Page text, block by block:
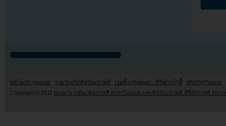
หน้าแรก youzab รวมวันเกิดศิลปินเกาหลี เรตติ้ง (Rating) : ซีรี่ย์/วาไรตี้
MV/PV/Teaser
Copyright © 2011 Kpop ข่าวบันเทิงเกาหลี ดาราไอดอล และศิลปินเกาหลี ซีรี่ย์เกาหลี MV